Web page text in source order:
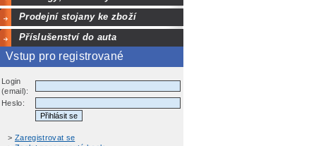
Prodejní stojany ke zboží
Příslušenství do auta
Vstup pro registrované
Login
(email):
Heslo:
> Zaregistrovat se